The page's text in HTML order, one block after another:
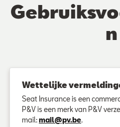
n
Wettelijke
Seat Insurance is een
P&V is een merk van P&V
mail:mail@pv.be.